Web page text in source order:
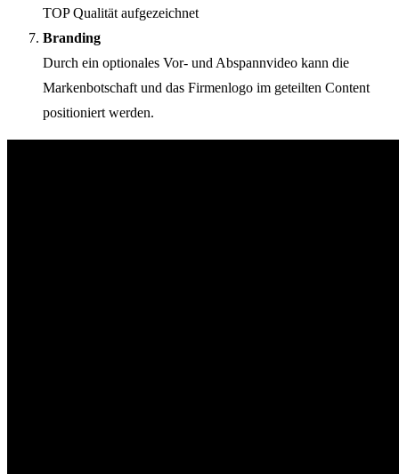
TOP Qualität aufgezeichnet
Branding
Durch ein optionales Vor- und Abspannvideo kann die
Markenbotschaft und das Firmenlogo im geteilten Content
positioniert werden.